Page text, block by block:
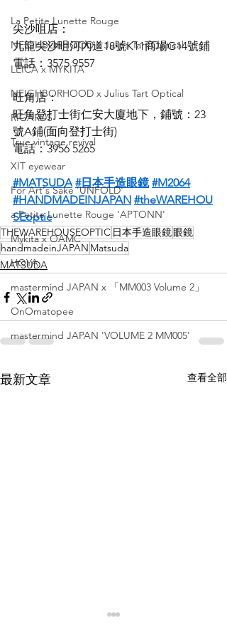
La Petite Lunette Rouge
NEIGHBORHOOD x Julius Tart Optical
LEICA x MYKITA
NEIGHBORHOOD x Julius Tart Optical
RIGARDS
True vintage revival
XIT eyewear
For Art's Sake 'UNFOLD'
a Petite Lunette Rouge 'APTONN'
Mykita x OAMC
HOYA
mastermind JAPAN x 「MM003 Volume 2」
OnOmatopee
mastermind JAPAN 'VOLUME 2 MM005'
尖沙咀店：
九龍尖沙咀河內道18號K11商場G14號鋪
電話：3575 9557
旺角店：
旺角登打士街仁安大廈地下，鋪號：23
號A鋪(面向登打士街)
電話：3956 5265
#MATSUDA #日本手造眼鏡 #M2064
#HANDMADEINJAPAN #theWAREHOU
SEoptic
THEWAREHOUSEOPTIC 日本手造眼鏡眼鏡
handmadeinJAPAN Matsuda
MATSUDA
最新文章 查看全部